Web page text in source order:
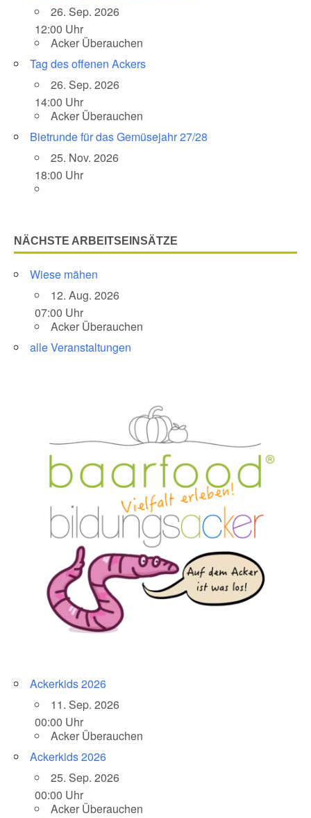
26. Sep. 2026
12:00 Uhr
Acker Überauchen
Tag des offenen Ackers
26. Sep. 2026
14:00 Uhr
Acker Überauchen
Bietrunde für das Gemüsejahr 27/28
25. Nov. 2026
18:00 Uhr
NÄCHSTE ARBEITSEINSÄTZE
Wiese mähen
12. Aug. 2026
07:00 Uhr
Acker Überauchen
alle Veranstaltungen
Ackerkids 2026
11. Sep. 2026
00:00 Uhr
Acker Überauchen
Ackerkids 2026
25. Sep. 2026
00:00 Uhr
Acker Überauchen